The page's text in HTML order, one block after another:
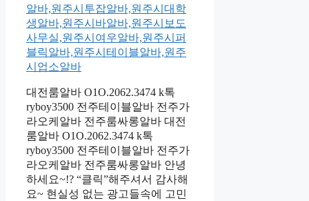
대전룸알바 O1O.2062.3474 k톡
ryboy3500 전주테이블알바 전주가
라오케알바 전주룸싸롱알바 대전
룸알바 O1O.2062.3474 k톡
ryboy3500 전주테이블알바 전주가
라오케알바 전주룸싸롱알바 안녕
하세요~!? “클릭”해주셔서 감사해
요~ 현실성 없는 광고들속에 고민